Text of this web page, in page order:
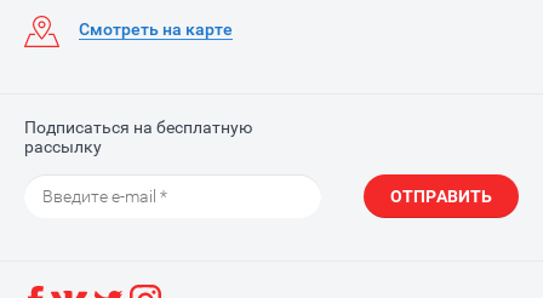
Смотреть на карте
Подписаться на бесплатную
рассылку
ОТПРАВИТЬ